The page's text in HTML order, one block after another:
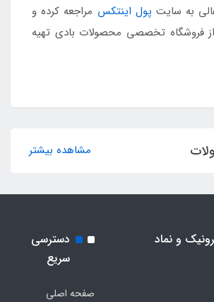
به سایت پول اینتکس مراجعه کرده و
فروشگاه تخصصی محصولات بادی تهیه
مشاهده بیشتر
و نماد
دسترسی
سریع
صفحه اصلی